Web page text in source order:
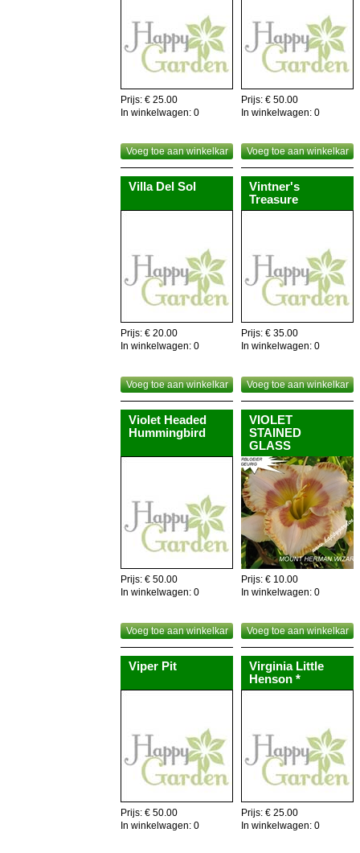
Prijs: € 25.00
In winkelwagen: 0
Voeg toe aan winkelkar
Prijs: € 50.00
In winkelwagen: 0
Voeg toe aan winkelkar
Villa Del Sol
Prijs: € 20.00
In winkelwagen: 0
Voeg toe aan winkelkar
Vintner's
Treasure
Prijs: € 35.00
In winkelwagen: 0
Voeg toe aan winkelkar
Violet Headed
Hummingbird
Prijs: € 50.00
In winkelwagen: 0
Voeg toe aan winkelkar
VIOLET
STAINED
GLASS
Prijs: € 10.00
In winkelwagen: 0
Voeg toe aan winkelkar
Viper Pit
Prijs: € 50.00
In winkelwagen: 0
Virginia Little
Henson *
Prijs: € 25.00
In winkelwagen: 0